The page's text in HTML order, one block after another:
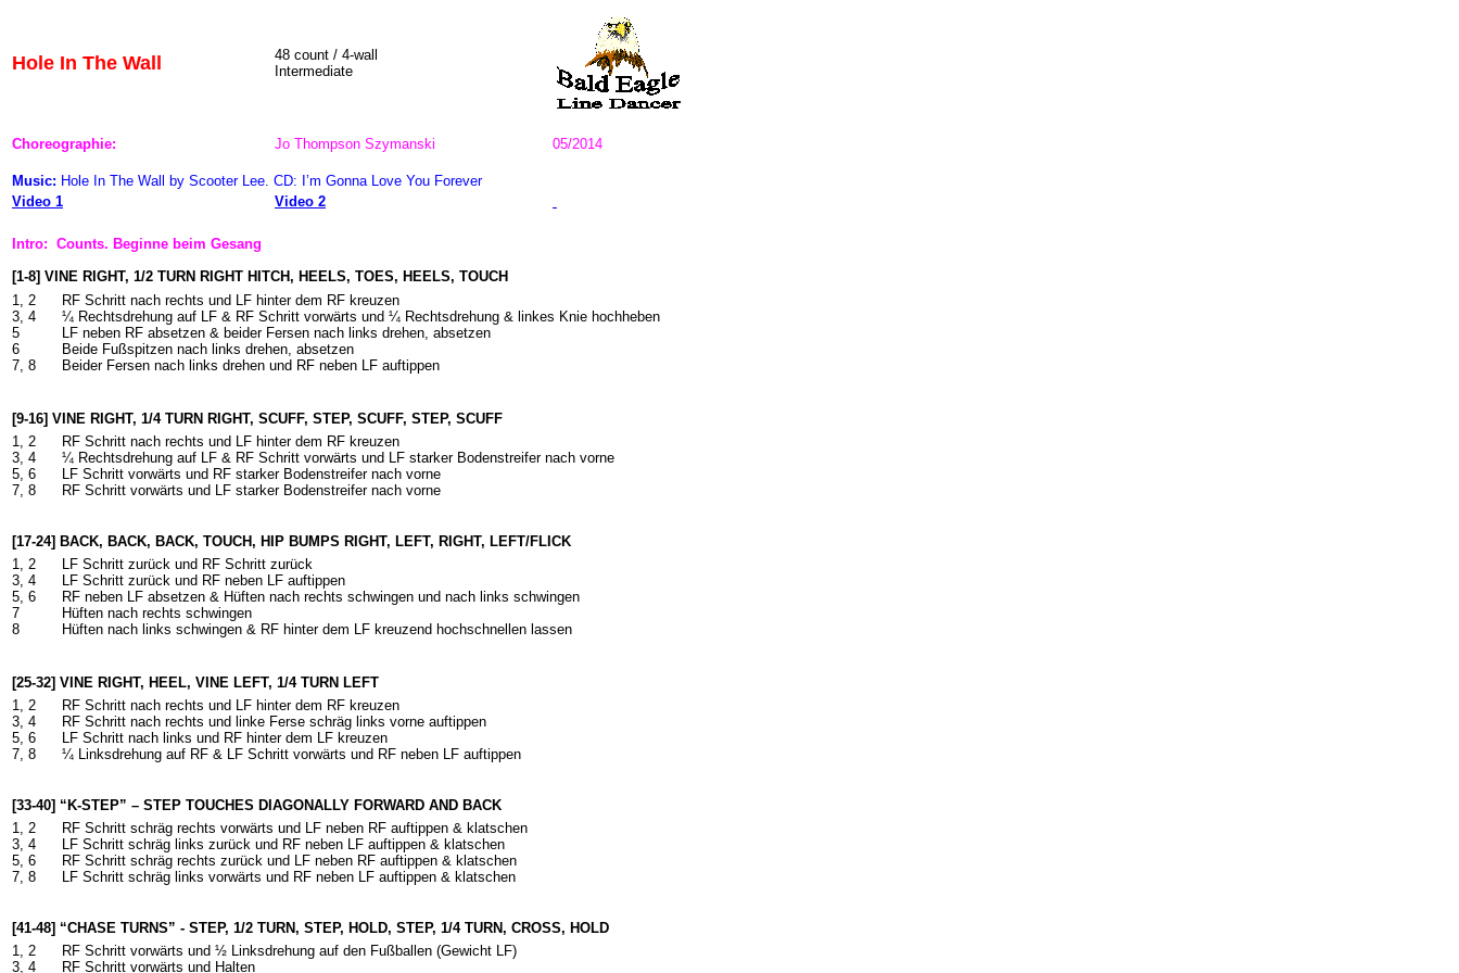
Hole In The Wall
48 count / 4-wall
Intermediate
Choreographie: Jo Thompson Szymanski 05/2014
Music: Hole In The Wall by Scooter Lee. CD: I’m Gonna Love You Forever
Video 1
Video 2
Intro: Counts. Beginne beim Gesang
[1-8] VINE RIGHT, 1/2 TURN RIGHT HITCH, HEELS, TOES, HEELS, TOUCH
1, 2
3, 4
5
6
7, 8
RF Schritt nach rechts und LF hinter dem RF kreuzen
¼ Rechtsdrehung auf LF & RF Schritt vorwärts und ¼ Rechtsdrehung & linkes Knie hochheben
LF neben RF absetzen & beider Fersen nach links drehen, absetzen
Beide Fußspitzen nach links drehen, absetzen
Beider Fersen nach links drehen und RF neben LF auftippen
[9-16] VINE RIGHT, 1/4 TURN RIGHT, SCUFF, STEP, SCUFF, STEP, SCUFF
1, 2
3, 4
5, 6
7, 8
RF Schritt nach rechts und LF hinter dem RF kreuzen
¼ Rechtsdrehung auf LF & RF Schritt vorwärts und LF starker Bodenstreifer nach vorne
LF Schritt vorwärts und RF starker Bodenstreifer nach vorne
RF Schritt vorwärts und LF starker Bodenstreifer nach vorne
[17-24] BACK, BACK, BACK, TOUCH, HIP BUMPS RIGHT, LEFT, RIGHT, LEFT/FLICK
1, 2
3, 4
5, 6
7
8
LF Schritt zurück und RF Schritt zurück
LF Schritt zurück und RF neben LF auftippen
RF neben LF absetzen & Hüften nach rechts schwingen und nach links schwingen
Hüften nach rechts schwingen
Hüften nach links schwingen & RF hinter dem LF kreuzend hochschnellen lassen
[25-32] VINE RIGHT, HEEL, VINE LEFT, 1/4 TURN LEFT
1, 2
3, 4
5, 6
7, 8
RF Schritt nach rechts und LF hinter dem RF kreuzen
RF Schritt nach rechts und linke Ferse schräg links vorne auftippen
LF Schritt nach links und RF hinter dem LF kreuzen
¼ Linksdrehung auf RF & LF Schritt vorwärts und RF neben LF auftippen
[33-40] “K-STEP” – STEP TOUCHES DIAGONALLY FORWARD AND BACK
1, 2
3, 4
5, 6
7, 8
RF Schritt schräg rechts vorwärts und LF neben RF auftippen & klatschen
LF Schritt schräg links zurück und RF neben LF auftippen & klatschen
RF Schritt schräg rechts zurück und LF neben RF auftippen & klatschen
LF Schritt schräg links vorwärts und RF neben LF auftippen & klatschen
[41-48] “CHASE TURNS” - STEP, 1/2 TURN, STEP, HOLD, STEP, 1/4 TURN, CROSS, HOLD
1, 2
3, 4
RF Schritt vorwärts und ½ Linksdrehung auf den Fußballen (Gewicht LF)
RF Schritt vorwärts und Halten